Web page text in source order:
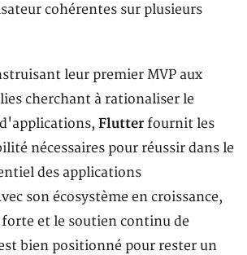
cohérentes sur plusieurs
leur premier MVP aux
cherchant à rationaliser le
Flutter fournit les
nécessaires pour réussir dans le
des applications
son écosystème en croissance,
et le soutien continu de
bien positionné pour rester un